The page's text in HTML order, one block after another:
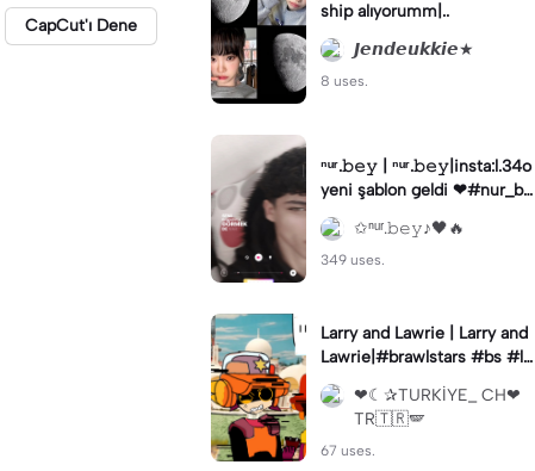
CapCut'ı Dene
ship alıyorumm|..
𝙅𝙚𝙣𝙙𝙚𝙪𝙠𝙠𝙞𝙚★
8 uses.
ⁿᵘʳ.𝚋𝚎𝚢 | ⁿᵘʳ.𝚋𝚎𝚢|insta:l.34o
yeni şablon geldi ❤#nur_be
y
✩ⁿᵘʳ.𝚋𝚎𝚢♪🖤🔥
349 uses.
Larry and Lawrie | Larry and
Lawrie|#brawlstars #bs #la
rryandlawrie #animation
❤︎︎☾✰TURKİYE_ CH❤︎︎
TR🇹🇷🪽
67 uses.